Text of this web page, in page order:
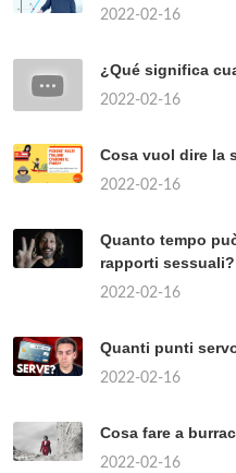
2022-02-16
¿Qué significa
2022-02-16
Cosa vuol dire la
2022-02-16
Quanto tempo
rapporti sessuali?
2022-02-16
Quanti punti
2022-02-16
Cosa fare a
2022-02-16